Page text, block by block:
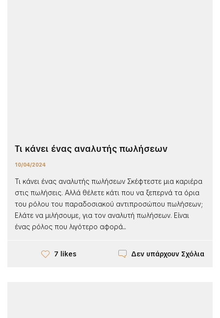
Τι κάνει ένας αναλυτής πωλήσεων
10/04/2024
Τι κάνει ένας αναλυτής πωλήσεων Σκέφτεστε μια καριέρα
στις πωλήσεις. Αλλά θέλετε κάτι που να ξεπερνά τα όρια
του ρόλου του παραδοσιακού αντιπροσώπου πωλήσεων;
Ελάτε να μιλήσουμε, για τον αναλυτή πωλήσεων. Είναι
ένας ρόλος που λιγότερο αφορά...
7 likes Δεν υπάρχουν Σχόλια